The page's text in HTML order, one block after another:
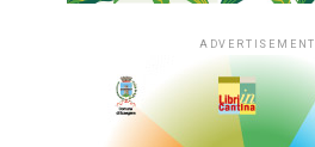
ADVERTISEMENT